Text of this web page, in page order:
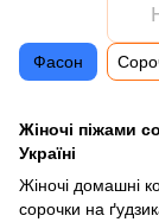
Жіночі піжами
Україні
Жіночі домашні
сорочки на
Фасон